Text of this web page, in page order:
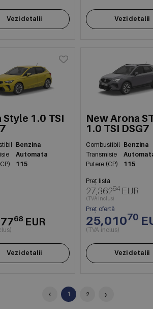
Vezi detalii Vezi detalii
Style 1.0 TSI
Benzina
Automata
115
68 EUR
Vezi detalii
New Arona
1.0 TSI DSG7
Combustibil Benzina
Transmisie
Putere (CP)
115
Preț listă
27,36294 EUR
(TVA inclus)
Preț ofertă
25,01070
(TVA inclus)
Vezi detalii
‹ 1 2 ›